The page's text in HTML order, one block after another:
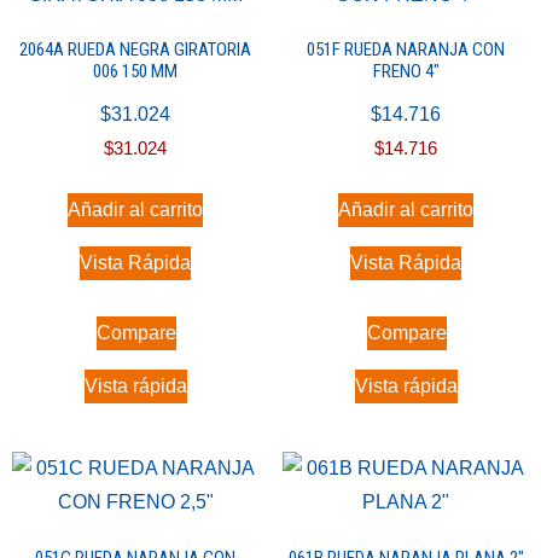
2064A RUEDA NEGRA GIRATORIA
006 150 MM
$31.024
$31.024
Añadir al carrito
Vista Rápida
Compare
Vista rápida
051F RUEDA NARANJA CON
FRENO 4″
$14.716
$14.716
Añadir al carrito
Vista Rápida
Compare
Vista rápida